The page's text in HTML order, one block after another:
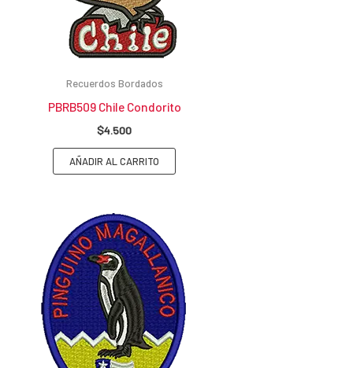
Recuerdos Bordados
PBRB509 Chile Condorito
$4.500
AÑADIR AL CARRITO